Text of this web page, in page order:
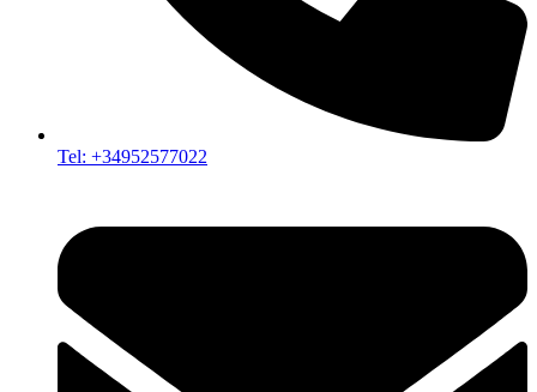
Tel: +34952577022